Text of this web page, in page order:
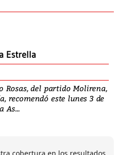
Estrella
Rosas, del partido Molirena,
recomendó este lunes 3 de
As...